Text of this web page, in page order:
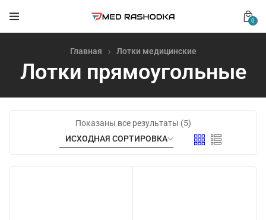
0
Главная Лотки медицинские
Лотки прямоугольные
Показаны все результаты (5)